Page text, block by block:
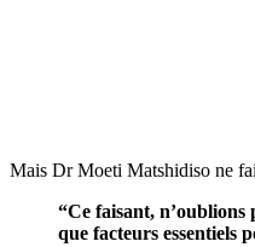
Mais Dr Moeti Matshidiso ne
“Ce faisant, n’oublions
que facteurs essentiels